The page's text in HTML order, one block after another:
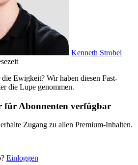
Kenneth Strobel
Ewigkeit? Wir haben diesen Fast-
die Lupe genommen.
für Abonnenten verfügbar
Zugang zu allen Premium-Inhalten.
Einloggen